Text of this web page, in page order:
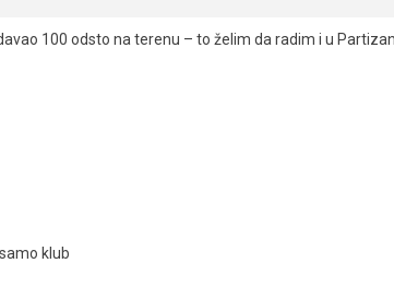
100 odsto na terenu – to želim da radim i u
klub